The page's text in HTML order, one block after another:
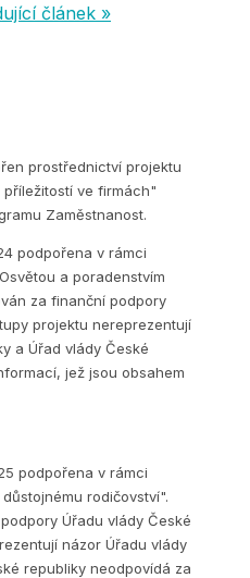
článek »
prostřednictví projektu
ve firmách"
Zaměstnanost.
podpořena v rámci
a poradenstvím
za finanční podpory
projektu nereprezentují
a Úřad vlády České
jež jsou obsahem
podpořena v rámci
rodičovství".
Úřadu vlády České
názor Úřadu vlády
republiky neodpovídá za